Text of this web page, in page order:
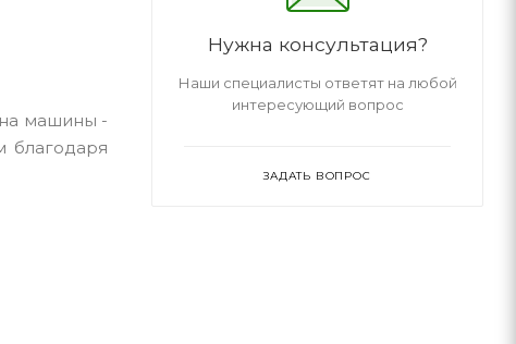
машины -
благодаря
Нужна консультация?
Наши специалисты ответят на любой
интересующий вопрос
ЗАДАТЬ ВОПРОС